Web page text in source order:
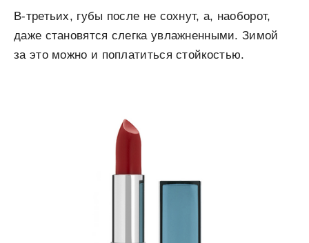
В-третьих, губы после не сохнут, а, наоборот,
даже становятся слегка увлажненными. Зимой
за это можно и поплатиться стойкостью.